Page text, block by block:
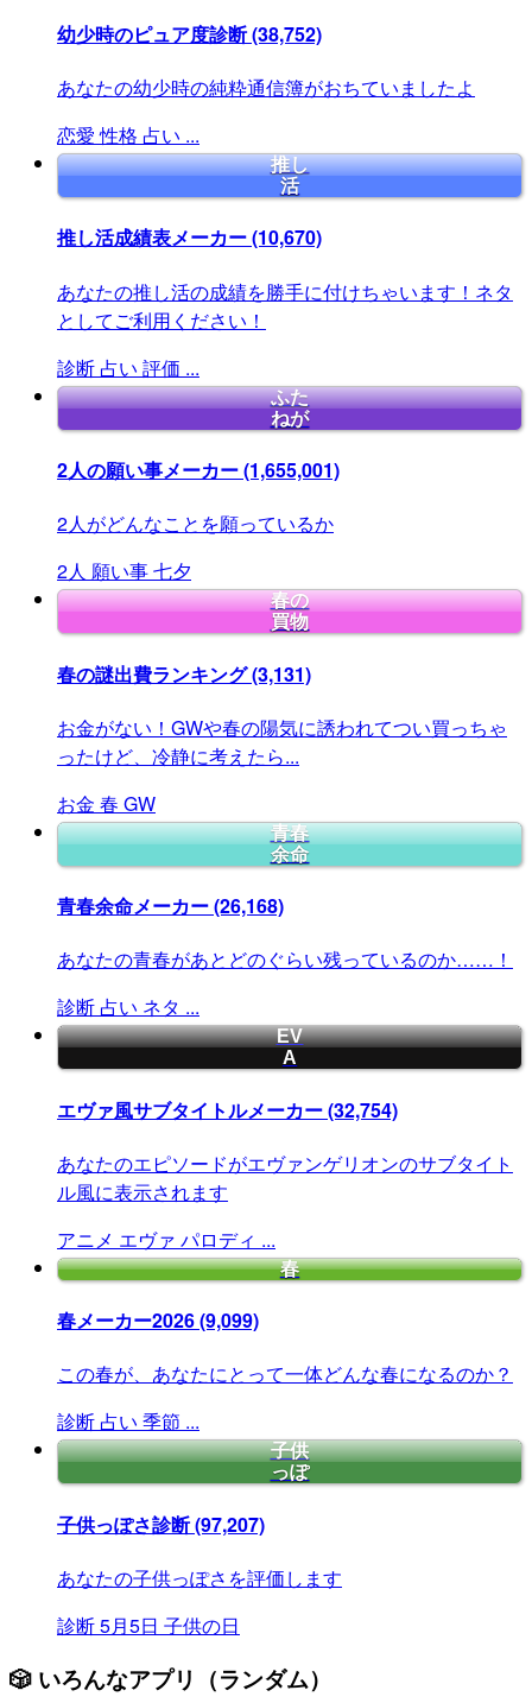
幼少時のピュア度診断(38,752)
あなたの幼少時の純粋通信簿がおちていましたよ
恋愛 性格 占い ...
推し
活
推し活成績表メーカー(10,670)
あなたの推し活の成績を勝手に付けちゃいます！ネタ
としてご利用ください！
診断 占い 評価 ...
ふた
ねが
2人の願い事メーカー(1,655,001)
2人がどんなことを願っているか
2人 願い事七夕
春の
買物
春の謎出費ランキング(3,131)
お金がない！GWや春の陽気に誘われてつい買っちゃ
ったけど、冷静に考えたら...
お金 春 GW
青春
余命
青春余命メーカー(26,168)
あなたの青春があとどのぐらい残っているのか……！
診断 占い ネタ ...
EV
A
エヴァ風サブタイトルメーカー(32,754)
あなたのエピソードがエヴァンゲリオンのサブタイト
ル風に表示されます
アニメ エヴァ パロディ ...
春
春メーカー2026(9,099)
この春が、あなたにとって一体どんな春になるのか？
診断 占い 季節 ...
子供
っぽ
子供っぽさ診断(97,207)
あなたの子供っぽさを評価します
診断5月5日 子供の日
🎲 いろんなアプリ（ランダム）